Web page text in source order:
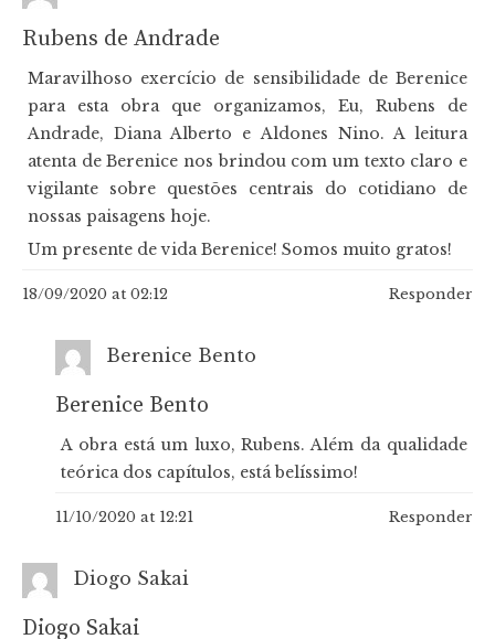
Rubens de Andrade
Maravilhoso exercício de sensibilidade de Berenice
para esta obra que organizamos, Eu, Rubens de
Andrade, Diana Alberto e Aldones Nino. A leitura
atenta de Berenice nos brindou com um texto claro e
vigilante sobre questões centrais do cotidiano de
nossas paisagens hoje.
Um presente de vida Berenice! Somos muito gratos!
18/09/2020 at 02:12 Responder
Berenice Bento
Berenice Bento
A obra está um luxo, Rubens. Além da qualidade
teórica dos capítulos, está belíssimo!
11/10/2020 at 12:21 Responder
Diogo Sakai
Diogo Sakai